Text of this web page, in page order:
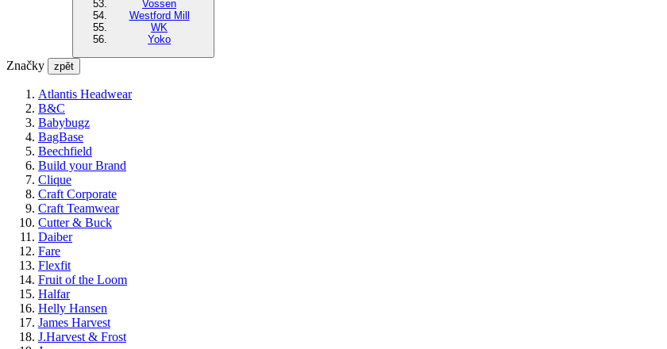
Vossen
Westford Mill
WK
Yoko
Značky zpět
Atlantis Headwear
B&C
Babybugz
BagBase
Beechfield
Build your Brand
Clique
Craft Corporate
Craft Teamwear
Cutter & Buck
Daiber
Fare
Flexfit
Fruit of the Loom
Halfar
Helly Hansen
James Harvest
J.Harvest & Frost